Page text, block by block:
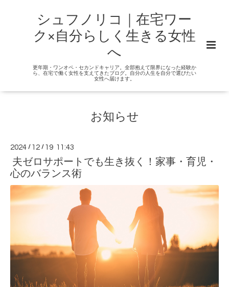
シュフノリコ｜在宅ワー
ク×自分らしく生きる女性
へ
更年期・ワンオペ・セカンドキャリア。全部抱えて限界になった経験か
ら、在宅で働く女性を支えてきたブログ。自分の人生を自分で選びたい
女性へ届けます。
お知らせ
2024 / 12 / 19 11:43
夫ゼロサポートでも生き抜く！家事・育児・
心のバランス術